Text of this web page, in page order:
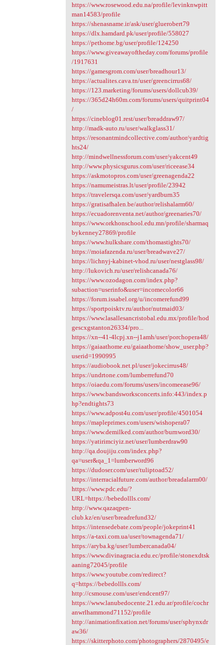
https://www.rosewood.edu.na/profile/levinknwpitt
man14583/profile
https://shenasname.ir/ask/user/gluerobert79
https://dlx.hamdard.pk/user/profile/558027
https://pethome.bg/user/profile/124250
https://www.giveawayoftheday.com/forums/profile
/1917631
https://gamesgrom.com/user/breadhour13/
https://actualites.cava.tn/user/greencirrus68/
https://123.marketing/forums/users/dollcub39/
https://365d24h60m.com/forums/users/quitprint04
/
https://cineblog01.rest/user/breaddraw97/
http://madk-auto.ru/user/walkglass31/
https://resonantmindcollective.com/author/yardtig
hts24/
http://mindwellnessforum.com/user/yakcent49
http://www.physicsgurus.com/user/riceease34
https://askmotopros.com/user/greenagenda22
https://namumeistras.lt/user/profile/23942
https://travelersqa.com/user/yardburn35
https://gratisafhalen.be/author/relishalarm60/
https://ecuadorenventa.net/author/greenaries70/
https://www.orkhonschool.edu.mn/profile/sharmaq
bykenney27869/profile
https://www.hulkshare.com/thomastights70/
https://moiafazenda.ru/user/breadwave27/
https://lichnyj-kabinet-vhod.ru/user/nestglass98/
http://lukovich.ru/user/relishcanada76/
https://www.ozodagon.com/index.php?
subaction=userinfo&user=incomecolor66
https://forum.issabel.org/u/incomerefund99
https://sportpoisktv.ru/author/nutmaid03/
https://www.lasallesancristobal.edu.mx/profile/hod
gescxgstanton26334/pro...
https://xn--41-4lcpj.xn--j1amh/user/porchopera48/
https://gaiaathome.eu/gaiaathome/show_user.php?
userid=1990995
https://audiobook.net.pl/user/jokecirrus48/
https://undrtone.com/lumberrefund70
https://oiaedu.com/forums/users/incomeease96/
https://www.bandsworksconcerts.info:443/index.p
hp?endtights73
https://www.adpost4u.com/user/profile/4501054
https://mapleprimes.com/users/wishopera07
https://www.demilked.com/author/burnword30/
https://yatirimciyiz.net/user/lumberdraw90
http://qa.doujiju.com/index.php?
qa=user&qa_1=lumberword96
https://dudoser.com/user/tuliptoad52/
https://interracialfuture.com/author/breadalarm00/
https://www.pdc.edu/?
URL=https://bebedollls.com/
http://www.qazaqpen-
club.kz/en/user/breadrefund32/
https://intensedebate.com/people/jokeprint41
https://a-taxi.com.ua/user/townagenda71/
https://aryba.kg/user/lumbercanada04/
https://www.divinagracia.edu.ec/profile/stonexdtsk
aaning72045/profile
https://www.youtube.com/redirect?
q=https://bebedollls.com/
http://csmouse.com/user/endcent97/
https://www.lanubedocente.21.edu.ar/profile/cochr
anwrlhammond71152/profile
http://animationfixation.net/forums/user/sphynxdr
aw36/
https://skitterphoto.com/photographers/2870495/e